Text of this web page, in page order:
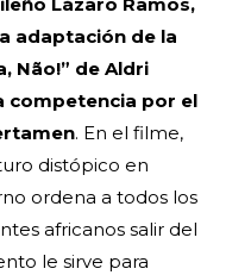
adaptación de la
Não!” de Aldri
competencia por el
. En el filme,
distópico en
ordena a todos los
africanos salir del
le sirve para